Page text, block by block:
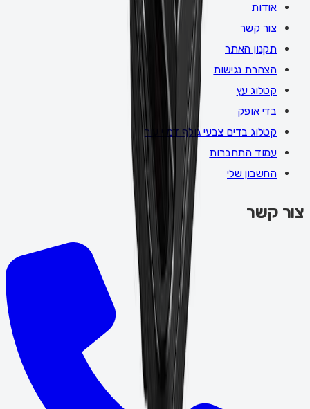
אודות
צור קשר
תקנון האתר
הצהרת נגישות
קטלוג עץ
בדי אופק
קטלוג בדים צבעי גולף דמוי עור
עמוד התחברות
החשבון שלי
צור קשר